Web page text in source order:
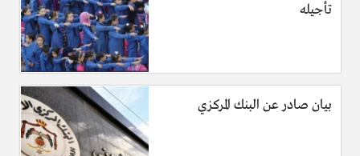
3- باليد،عجينة متماسكة وناعمة وهنا شكلي العجينة بعد ما
تأجيله
بيان صادر عن البنك المركزي